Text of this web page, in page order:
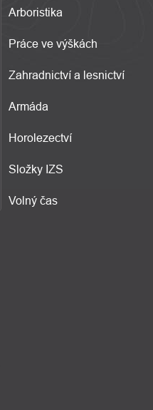
Arboristika
Práce ve výškách
Zahradnictví a lesnictví
Armáda
Horolezectví
Složky IZS
Volný čas